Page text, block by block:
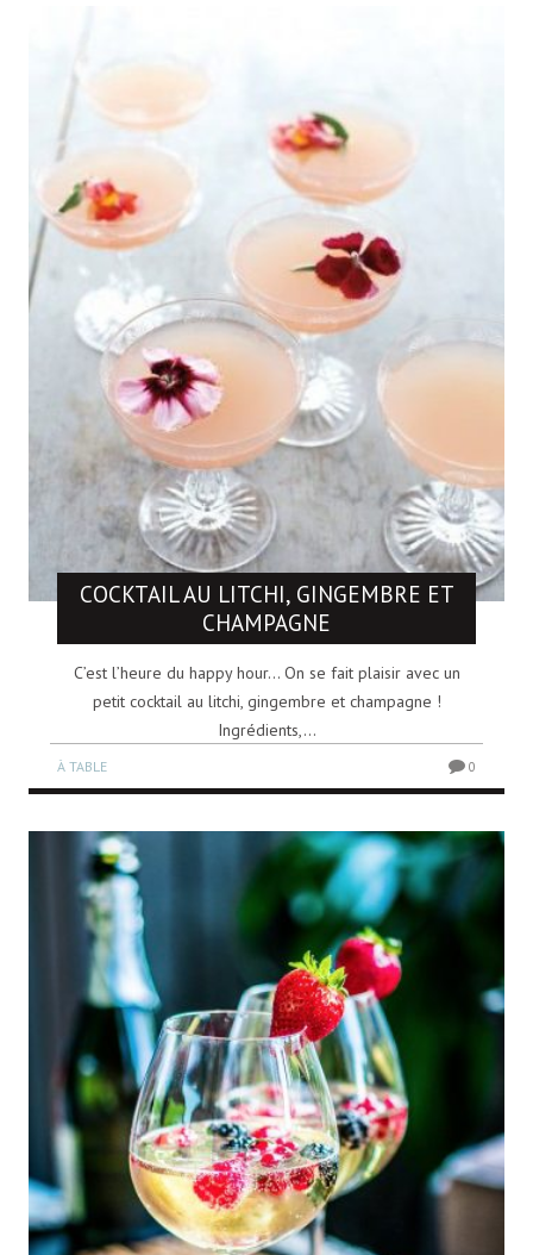
COCKTAIL AU LITCHI, GINGEMBRE ET
CHAMPAGNE
C’est l’heure du happy hour… On se fait plaisir avec un
petit cocktail au litchi, gingembre et champagne !
Ingrédients,...
À TABLE 0